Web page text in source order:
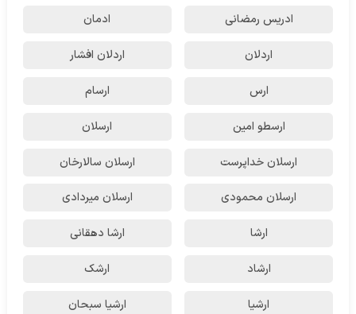
ادریس رمضانی ادمان
اردلان اردلان افشار
ارس ارسام
ارسطو امین ارسلان
ارسلان خداپرست ارسلان سالارخان
ارسلان محمودی ارسلان میردادی
ارشا ارشا دهقانی
ارشاد ارشک
ارشیا ارشیا سبحان